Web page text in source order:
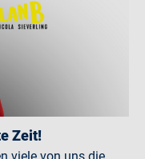
Zeit!